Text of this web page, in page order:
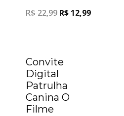
R$22,99 R$ 12,99
Convite
Digital
Patrulha
Canina O
Filme